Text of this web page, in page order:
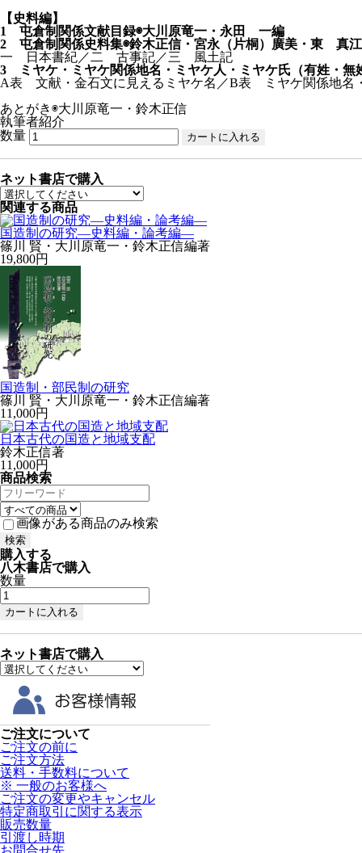
【史料編】
1 屯倉制関係文献目録◉大川原竜一・永田 一編
2 屯倉制関係史料集◉鈴木正信・宮永（片桐）廣美・東 真
一 日本書紀／二 古事記／三 風土記
3 ミヤケ・ミヤケ関係地名・ミヤケ人・ミヤケ氏（有姓・無
A表 文献・金石文に見えるミヤケ名／B表 ミヤケ関係地名
あとがき◉大川原竜一・鈴木正信
執筆者紹介
数量
ネット書店で購入
関連する商品
国造制の研究—史料編・論考編—
篠川 賢・大川原竜一・鈴木正信編著
19,800円
国造制・部民制の研究
篠川 賢・大川原竜一・鈴木正信編著
11,000円
日本古代の国造と地域支配
鈴木正信著
11,000円
商品検索
画像がある商品のみ検索
購入する
八木書店で購入
数量
ネット書店で購入
ご注文について
ご注文の前に
ご注文方法
送料・手数料について
※ 一般のお客様へ
ご注文の変更やキャンセル
特定商取引に関する表示
販売数量
引渡し時期
お問合せ先